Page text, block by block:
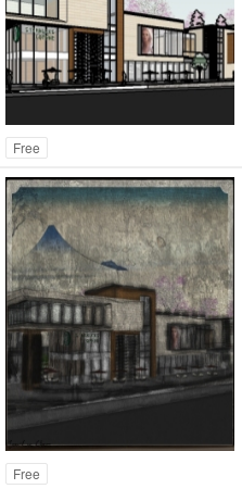
Free
Free